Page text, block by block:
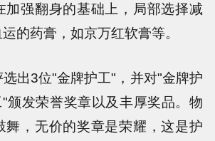
加强翻身的基础上，局部选择减
的药膏，如京万红软膏等。
3位"金牌护工"，并对"金牌护
颁发荣誉奖章以及丰厚奖品。物
舞，无价的奖章是荣耀，这是护